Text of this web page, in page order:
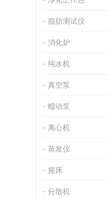
脂肪测试仪
消化炉
纯水机
真空泵
蠕动泵
离心机
蒸发仪
摇床
分散机